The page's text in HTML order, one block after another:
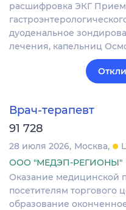
расшифровка ЭКГ
дуоденальное
лечения, капельниц
Врач-терапевт
91 728
28 июля 2026 Москва
ООО "МЕДЭП-РЕГИОНЫ"
Оказание медицинской
посетителям торгового
образование